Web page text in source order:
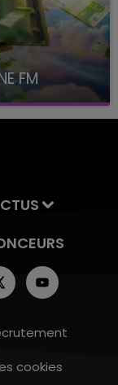
FM
cookies